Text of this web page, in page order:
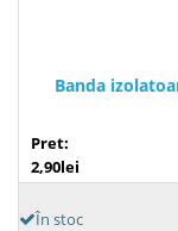
Banda
Pret:
2,90lei
În stoc